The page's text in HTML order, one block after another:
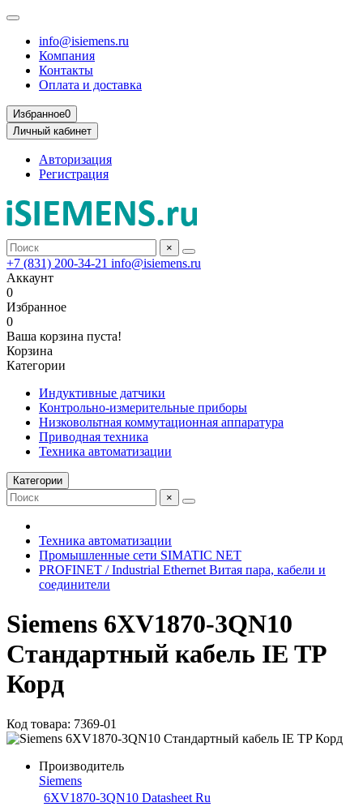
info@isiemens.ru
Компания
Контакты
Оплата и доставка
Избранное0
Личный кабинет
Авторизация
Регистрация
×
+7 (831) 200-34-21 info@isiemens.ru
Аккаунт
0
Избранное
0
Ваша корзина пуста!
Корзина
Категории
Индуктивные датчики
Контрольно-измерительные приборы
Низковольтная коммутационная аппаратура
Приводная техника
Техника автоматизации
Категории
×
Техника автоматизации
Промышленные сети SIMATIC NET
PROFINET / Industrial Ethernet Витая пара, кабели и
соединители
Siemens 6XV1870-3QN10
Стандартный кабель IE TP
Корд
Код товара: 7369-01
Производитель
Siemens
6XV1870-3QN10 Datasheet Ru